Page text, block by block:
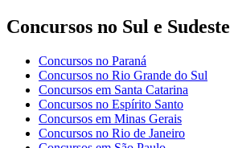
Concursos no Sul e Sudeste
Concursos no Paraná
Concursos no Rio Grande do Sul
Concursos em Santa Catarina
Concursos no Espírito Santo
Concursos em Minas Gerais
Concursos no Rio de Janeiro